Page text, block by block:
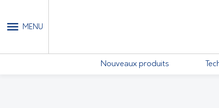
MENU
Nouveaux produits